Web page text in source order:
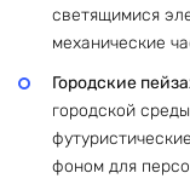
светящимися
механические
Городские
городской
фоном для